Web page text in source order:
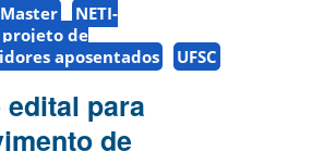
NETI-
projeto de
aposentados UFSC
para
de